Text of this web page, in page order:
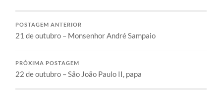
POSTAGEM ANTERIOR
21 de outubro – Monsenhor André Sampaio
PRÓXIMA POSTAGEM
22 de outubro – São João Paulo II, papa